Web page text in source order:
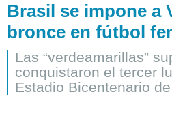
Brasil se impone a
bronce en fútbol
Las “verdeamarillas”
conquistaron el tercer
Estadio Bicentenario